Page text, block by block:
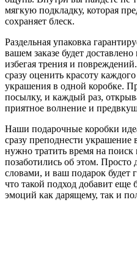
мягкую подкладку, которая
сохраняет блеск.
Раздельная упаковка
вашем заказе будет
избегая трения и
сразу оценить красоту
украшения в одной коробке.
посылку, и каждый раз,
приятное волнение и
Наши подарочные коробки
сразу преподнести украшение
нужно тратить время на
позаботились об этом. Просто
словами, и ваш подарок
что такой подход добавит
эмоций как дарящему, так и